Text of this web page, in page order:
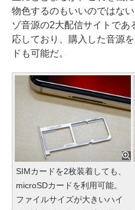
物色するのもいいのではな
ゾ音源の2大配信サイトであ
応しており、購入した音源
ドも可能だ。
SIMカードを2枚装着しても、
microSDカードを利用可能。
ファイルサイズが大きいハイ